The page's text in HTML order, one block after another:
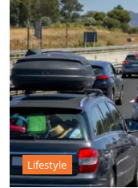
Lifestyle